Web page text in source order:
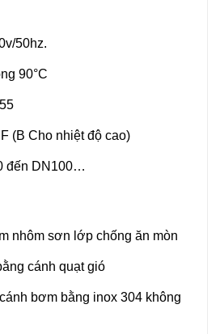
50hz.
90°C
(B Cho nhiệt độ cao)
đến DN100…
nhôm sơn lớp chống ăn mòn
cánh quạt gió
bơm bằng inox 304 không